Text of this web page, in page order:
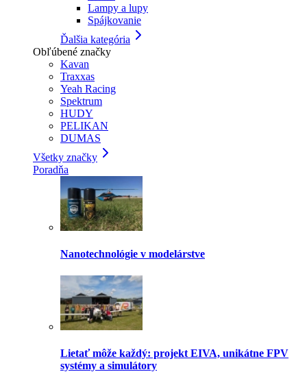
Lampy a lupy
Spájkovanie
Ďalšia kategória
Obľúbené značky
Kavan
Traxxas
Yeah Racing
Spektrum
HUDY
PELIKAN
DUMAS
Všetky značky
Poradňa
Nanotechnológie v modelárstve
Lietať môže každý: projekt EIVA, unikátne FPV
systémy a simulátory